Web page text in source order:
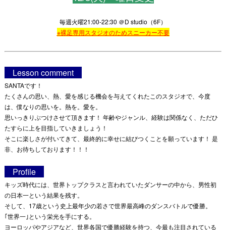
毎週火曜21:00-22:30 ＠D studio（6F）
※裸足専用スタジオのためスニーカー不要
Lesson comment
SANTAです！
たくさんの思い、熱、愛を感じる機会を与えてくれたこのスタジオで、今度
は、僕なりの思いを。熱を。愛を。
思いっきりぶつけさせて頂きます！ 年齢やジャンル、経験は関係なく、ただひ
たすらに上を目指していきましょう！
そこに楽しさが付いてきて、最終的に幸せに結びつくことを願っています！ 是
非、お待ちしております！！！
Profile
キッズ時代には、世界トップクラスと言われていたダンサーの中から、男性初
の日本一という結果を残す。
そして、17歳という史上最年少の若さで世界最高峰のダンスバトルで優勝。
｢世界一｣という栄光を手にする。
ヨーロッパやアジアなど、世界各国で優勝経験を持つ、今最も注目されている